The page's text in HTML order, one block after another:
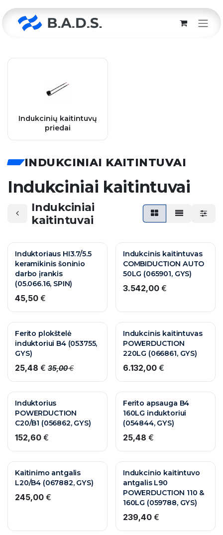
Indukcinių kaitintuvų
priedai
INDUKCINIAI KAITINTUVAI
Indukciniai kaitintuvai
Indukciniai
kaitintuvai
Induktoriaus HI3.7/5.5
keramikinis šoninio
darbo įrankis
(05.066.16, SPIN)
45,50 €
Indukcinis kaitintuvas
COMBIDUCTION AUTO
50LG (065901, GYS)
3.542,00€
Ferito plokštelė
induktoriui B4 (053755,
GYS)
25,48 € 35,00€
Indukcinis kaitintuvas
POWERDUCTION
220LG (066861, GYS)
6.132,00€
Induktorius
POWERDUCTION
C20/B1 (056862, GYS)
152,60 €
Ferito apsauga B4
160LG induktoriui
(054844, GYS)
25,48 €
Kaitinimo antgalis
L20/B4 (067882, GYS)
245,00 €
Indukcinio kaitintuvo
antgalis L90
POWERDUCTION 110 &
160LG (059788, GYS)
239,40€